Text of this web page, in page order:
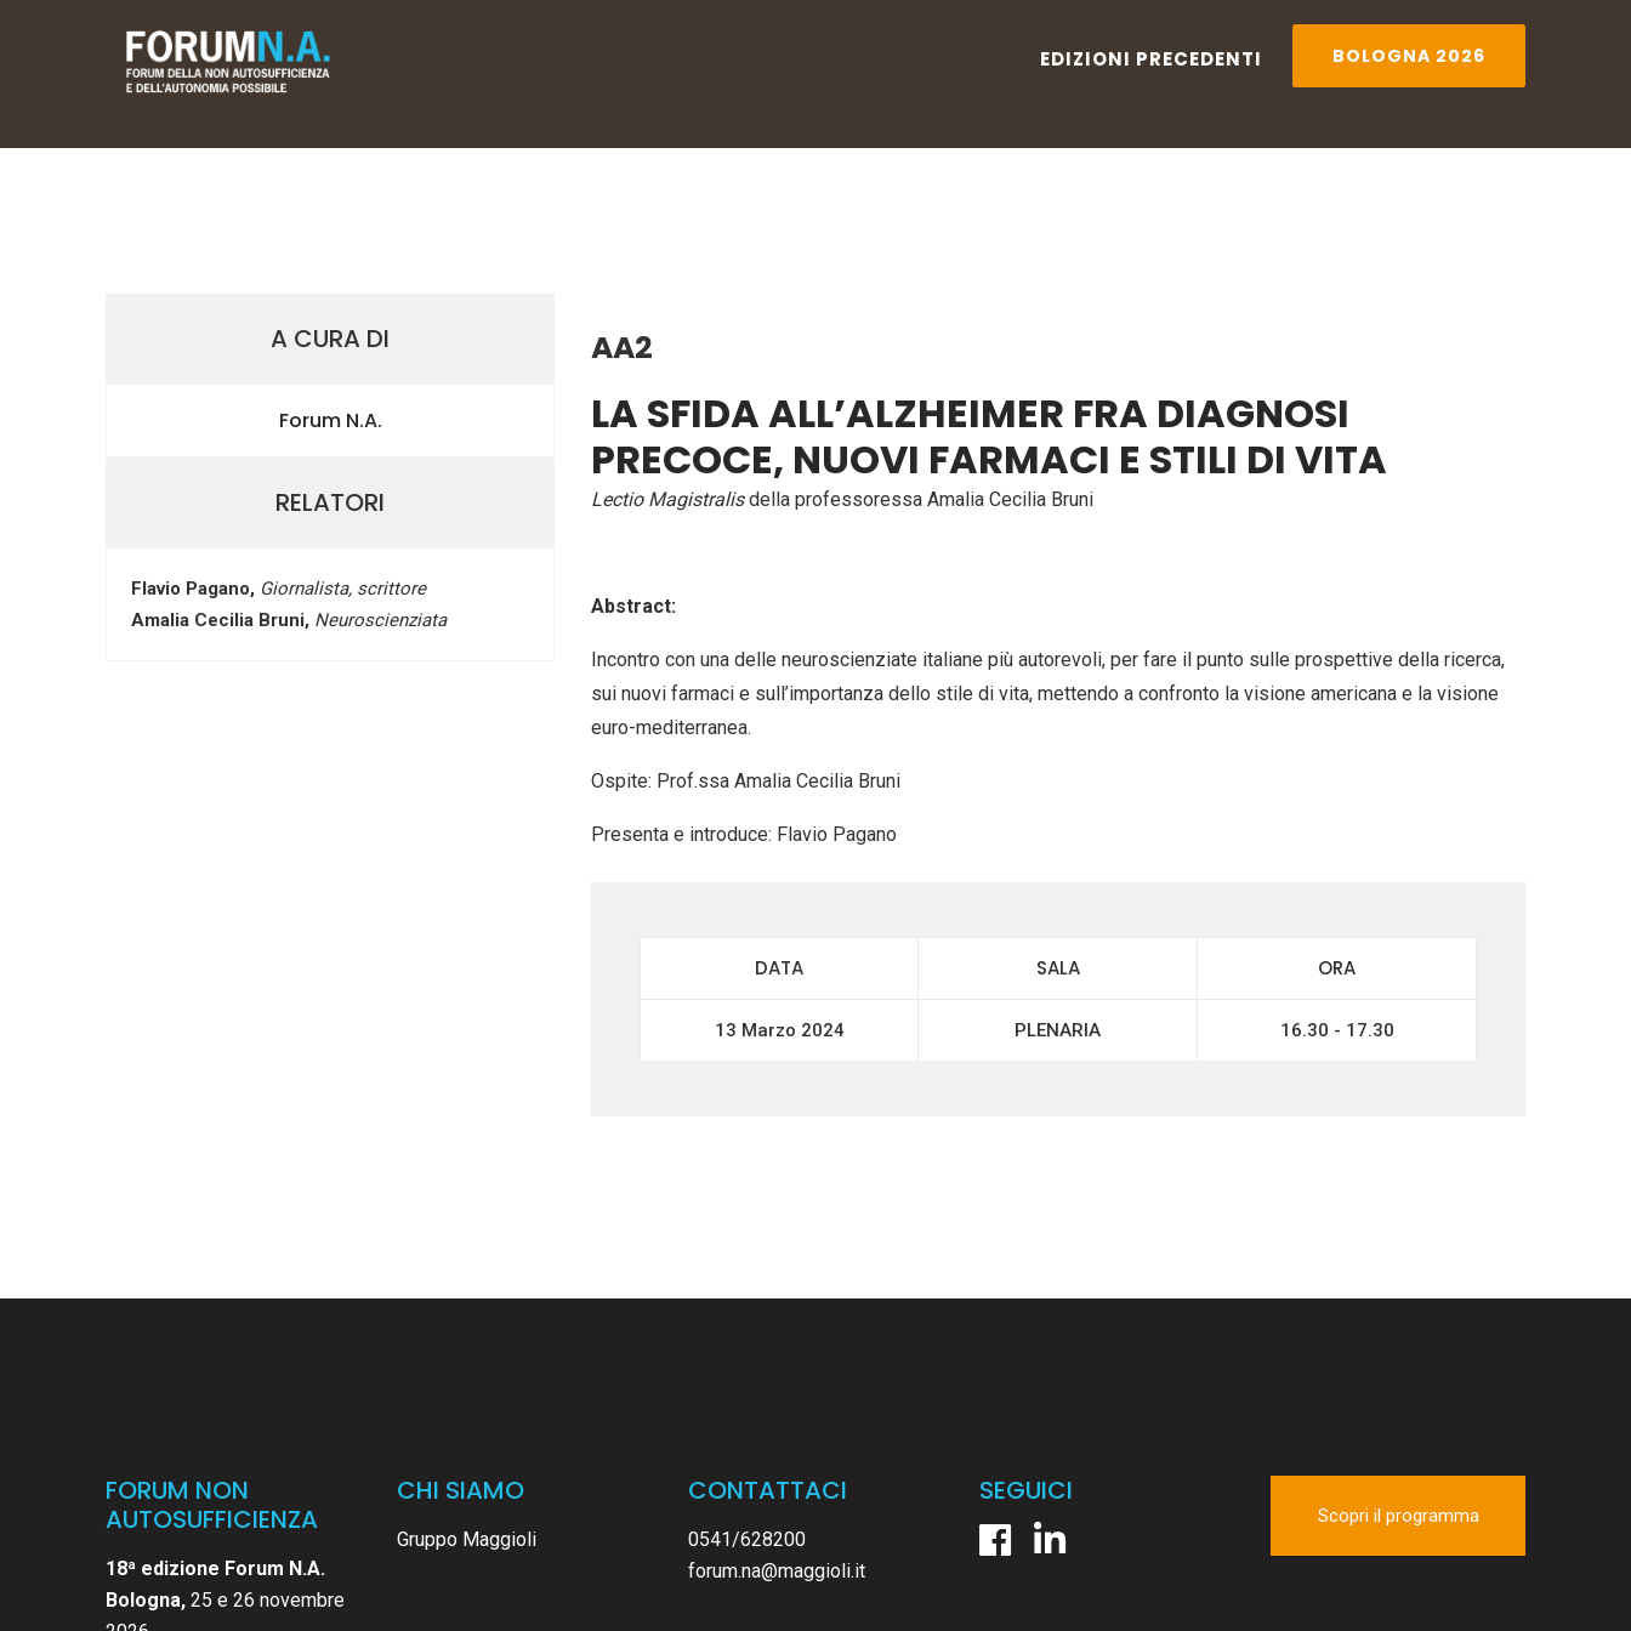
EDIZIONI PRECEDENTI
EDIZIONI PRECEDENTI BOLOGNA 2026
A CURA DI
Forum N.A.
RELATORI
Flavio Pagano, Giornalista, scrittore
Amalia Cecilia Bruni, Neuroscienziata
AA2
LA SFIDA ALL’ALZHEIMER FRA DIAGNOSI
PRECOCE, NUOVI FARMACI E STILI DI VITA
Lectio Magistralisdella professoressa Amalia Cecilia Bruni
Abstract:
Incontro con una delle neuroscienziate italiane più autorevoli, per fare il punto sulle prospettive della ricerca,
sui nuovi farmaci e sull’importanza dello stile di vita, mettendo a confronto la visione americana e la visione
euro-mediterranea.
Ospite: Prof.ssa Amalia Cecilia Bruni
Presenta e introduce: Flavio Pagano
DATA SALA ORA
13 Marzo 2024 PLENARIA 16.30 - 17.30
FORUM NON
AUTOSUFFICIENZA
18ª edizione Forum N.A.
Bologna, 25 e 26 novembre
CHI SIAMO
Gruppo Maggioli
CONTATTACI
0541/628200
forum.na@maggioli.it
SEGUICI
Scopri il programma